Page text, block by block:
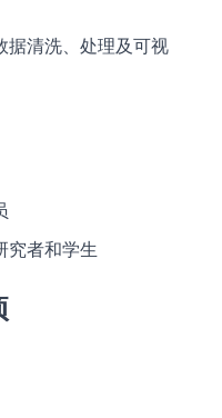
据清洗、处理及可视
究者和学生